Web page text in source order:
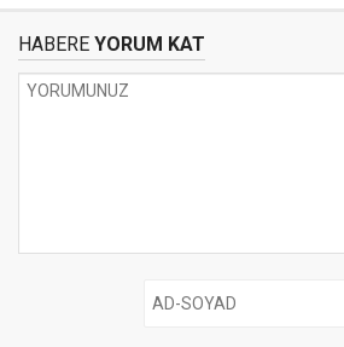
HABERE YORUM KAT